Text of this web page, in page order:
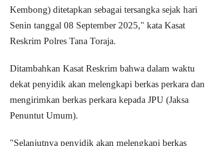
Kembong) ditetapkan sebagai tersangka sejak hari
Senin tanggal 08 September 2025," kata Kasat
Reskrim Polres Tana Toraja.
Ditambahkan Kasat Reskrim bahwa dalam waktu
dekat penyidik akan melengkapi berkas perkara dan
mengirimkan berkas perkara kepada JPU (Jaksa
Penuntut Umum).
"Selanjutnya penyidik akan melengkapi berkas